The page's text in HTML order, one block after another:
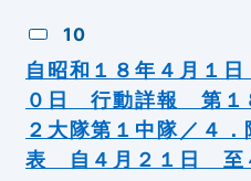
10
自昭和１８年４月１
０日 行動詳報 第１
２大隊第１中隊／４
表 自４月２１日 至